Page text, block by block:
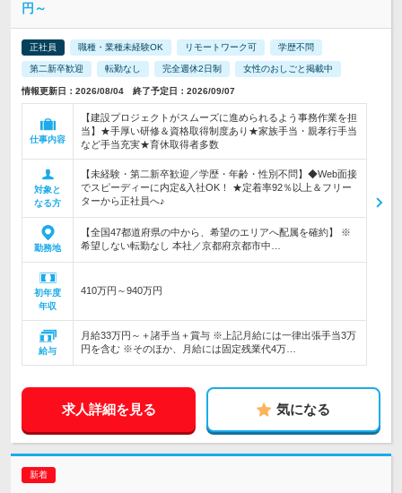
円～
正社員 職種・業種未経験OK リモートワーク可 学歴不問
第二新卒歓迎 転勤なし 完全週休2日制 女性のおしごと掲載中
情報更新日：2026/08/04 終了予定日：2026/09/07
仕事内容
【建設プロジェクトがスムーズに進められるよう事務作業を担
当】★手厚い研修＆資格取得制度あり★家族手当・親孝行手当
など手当充実★育休取得者多数
対象と
なる方
【未経験・第二新卒歓迎／学歴・年齢・性別不問】◆Web面接
でスピーディーに内定&入社OK！ ★定着率92％以上＆フリー
ターから正社員へ♪
勤務地
【全国47都道府県の中から、希望のエリアへ配属を確約】 ※
希望しない転勤なし 本社／京都府京都市中…
初年度
年収
410万円～940万円
給与
月給33万円～＋諸手当＋賞与 ※上記月給には一律出張手当3万
円を含む ※そのほか、月給には固定残業代4万…
求人詳細を見る 気になる